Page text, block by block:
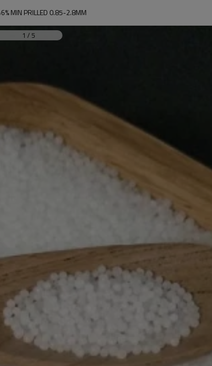
MIN PRILLED 0.85-2.8MM
1 / 5